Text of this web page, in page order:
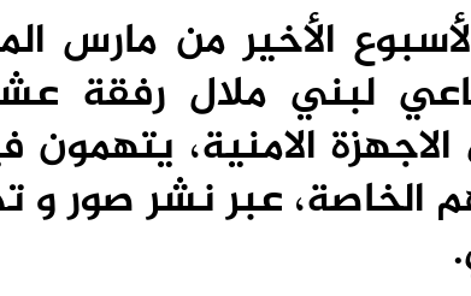
الأخير من مارس
لبني ملال رفقة
الامنية، يتهمون
الخاصة، عبر نشر صور و